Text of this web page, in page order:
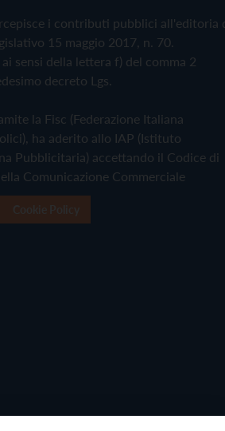
i contributi pubblici all'editoria
15 maggio 2017, n. 70.
sensi della lettera f) del comma 2
decreto Lgs.
la Fisc (Federazione Italiana
ha aderito allo IAP (Istituto
Pubblicitaria) accettando il Codice di
Comunicazione Commerciale